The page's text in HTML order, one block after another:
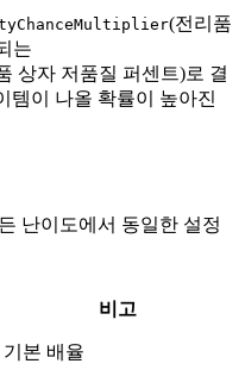
(전리품
는
상자 저품질 퍼센트)로 결
템이 나올 확률이 높아진
난이도에서 동일한 설정
비고
기본 배율